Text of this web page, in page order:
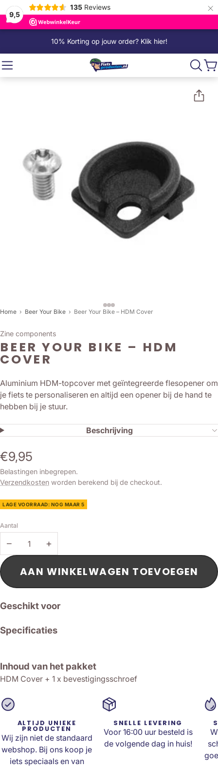
9,5
135 Reviews ×
10% Korting op jouw order? Klik hier!
Home › Beer Your Bike › Beer Your Bike – HDM Cover
Zine components
BEER YOUR BIKE – HDM
COVER
Aluminium HDM-topcover met geïntegreerde flesopener om
je fiets te personaliseren en altijd een opener bij de hand te
hebben bij je stuur.
Beschrijving
€9,95
Belastingen inbegrepen.
Verzendkosten worden berekend bij de checkout.
LAGE VOORRAAD: NOG MAAR 5
Aantal
− +
AAN WINKELWAGEN TOEVOEGEN
Geschikt voor
Specificaties
Inhoud van het pakket
HDM Cover + 1 x bevestigingsschroef
ALTIJD UNIEKE
PRODUCTEN
Wij zijn niet de standaard
webshop. Bij ons koop je
iets speciaals en van
SNELLE LEVERING
Voor 16:00 uur besteld is
de volgende dag in huis!